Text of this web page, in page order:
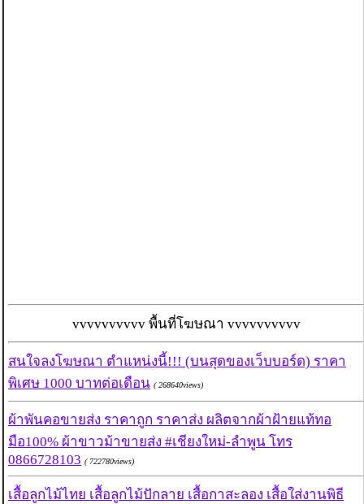
vvvvvvvvvv พื้นที่โฆษณา vvvvvvvvvv
สนใจลงโฆษณา ตำแหน่งนี้!!! (บนสุดของเว็บบอร์ด) ราคา
พิเศษ 1000 บาทต่อเดือน ( 268640views)
ผ้าพันคอขายส่ง ราคาถูก ราคาส่ง ผลิตจากผ้าฝ้ายแท้ทอ
มือ100% ผ้าขาวม้าขายส่ง #เชียงใหม่-ลำพูน โทร
0866728103 ( 722780views)
เสื้อลูกไม้ไทย เสื้อลูกไม้ปักลาย เสื้อกาสะลอง เสื้อใส่งานพิธี